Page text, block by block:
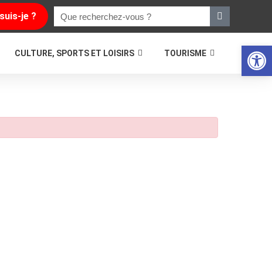
Ouvrir
je ?
CULTURE, SPORTS ET LOISIRS TOURISME